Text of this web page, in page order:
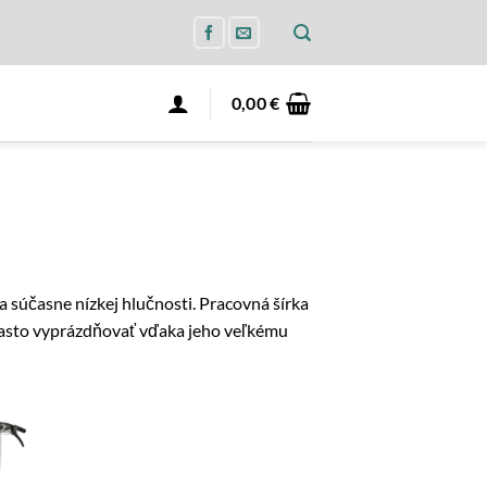
0,00€
nízkej hlučnosti. Pracovná šírka
vyprázdňovať vďaka jeho veľkému